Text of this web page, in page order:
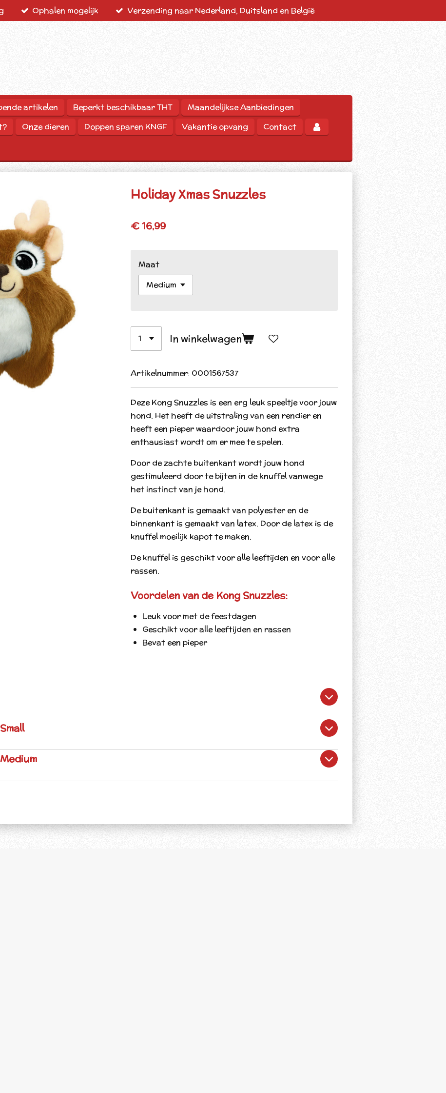
Ophalen mogelijk Verzending naar Nederland, Duitsland en België
artikelen Beperkt beschikbaar THT
Maandelijkse Aanbiedingen
Onze dieren Doppen sparen KNGF Vakantie opvang Contact
Holiday Xmas Snuzzles
€ 16,99
Maat
In winkelwagen
Artikelnummer: 0001567537
Deze Kong Snuzzles is een erg leuk speeltje voor jouw
hond. Het heeft de uitstraling van een rendier en
heeft een pieper waardoor jouw hond extra
enthausiast wordt om er mee te spelen.
Door de zachte buitenkant wordt jouw hond
gestimuleerd door te bijten in de knuffel vanwege
het instinct van je hond.
De buitenkant is gemaakt van polyester en de
binnenkant is gemaakt van latex. Door de latex is de
knuffel moeilijk kapot te maken.
De knuffel is geschikt voor alle leeftijden en voor alle
rassen.
Voordelen van de Kong Snuzzles:
Leuk voor met de feestdagen
Geschikt voor alle leeftijden en rassen
Bevat een pieper